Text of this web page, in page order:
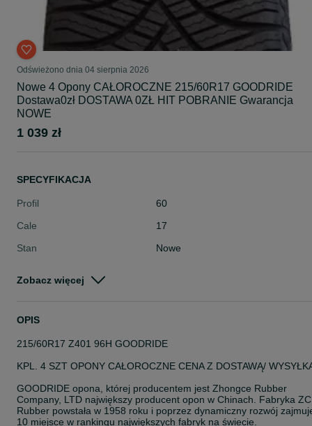
Odświeżono dnia 04 sierpnia 2026
Nowe 4 Opony CAŁOROCZNE 215/60R17 GOODRIDE
Dostawa0zł DOSTAWA 0ZŁ HIT POBRANIE Gwarancja
NOWE
1 039 zł
SPECYFIKACJA
Profil
60
Cale
17
Stan
Nowe
Szerokość
Zobacz więcej
OPIS
215/60R17 Z401 96H GOODRIDE
KPL. 4 SZT OPONY CAŁOROCZNE CENA Z DOSTAWĄ/
GOODRIDE opona, której producentem jest Zhongce Rubber
Company, LTD największy producent opon w Chinach. Fabryka ZC
Rubber powstała w 1958 roku i poprzez dynamiczny rozwój
10 miejsce w rankingu największych fabryk na świecie.